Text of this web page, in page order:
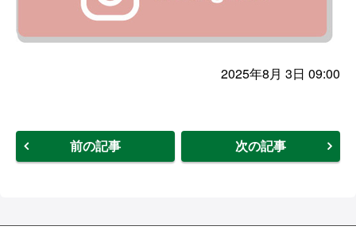
2025年8月 3日 09:00
前の記事 次の記事